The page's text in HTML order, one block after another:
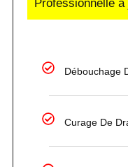
Professionnelle à
Débouchage
Curage De